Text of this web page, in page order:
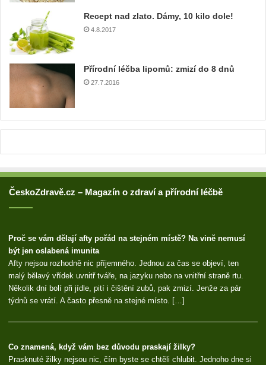
d
r
Recept nad zlato. Dámy, 10 kilo dole!
4.8.2017
Přírodní léčba lipomů: zmizí do 8 dnů
27.7.2016
ČeskoZdravě.cz – Magazín o zdraví a přírodní léčbě
Proč se vám dělají afty pořád na stejném místě? Na vině nemusí
být jen oslabená imunita
Afty nejsou rozhodně nic příjemného. Jednou za čas se objeví, ten
malý bělavý vřídek uvnitř tváře, na jazyku nebo na vnitřní straně rtu.
Několik dní bolí při jídle, pití i čištění zubů, pak zmizí. Jenže za pár
týdnů se vrátí. A často přesně na stejné místo. […]
Co znamená, když vám bez důvodu praskají žilky?
Prasknuté žilky nejsou nic, čím byste se chtěli chlubit. Jednoho dne si